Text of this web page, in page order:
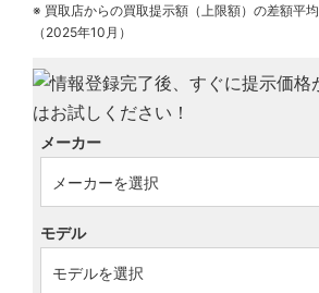
※ 買取店からの買取提示額（上限額）の差額平均
（2025年10月）
メーカー
モデル